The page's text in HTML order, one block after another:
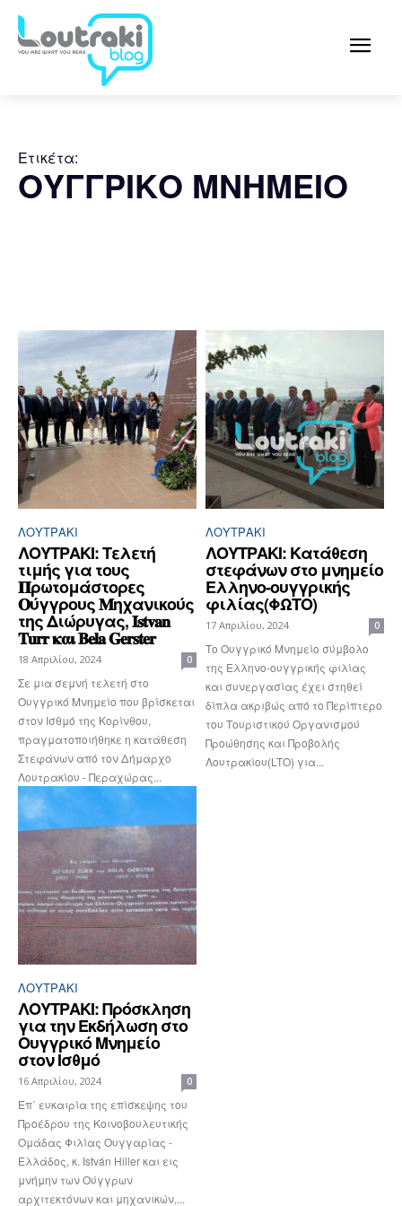
Ετικέτα:
ΟΥΓΓΡΙΚΟ ΜΝΗΜΕΙΟ
ΛΟΥΤΡΆΚΙ
ΛΟΥΤΡΑΚΙ: Τελετή
τιμής για τους
𝚷ρωτομάστορες
𝚶ύγγρους 𝚳ηχανικούς
της Διώρυγας, 𝐈𝐬𝐭𝐯𝐚𝐧
𝐓𝐮𝐫𝐫 𝛋𝛂𝛊 𝐁𝐞𝐥𝐚 𝐆𝐞𝐫𝐬𝐭𝐞𝐫
18 Απριλίου, 2024 0
Σε μια σεμνή τελετή στο
Ουγγρικό Μνημείο που βρίσκεται
στον Ισθμό της Κορίνθου,
πραγματοποιήθηκε η κατάθεση
Στεφάνων από τον Δήμαρχο
Λουτρακίου - Περαχώρας...
ΛΟΥΤΡΆΚΙ
ΛΟΥΤΡΑΚΙ: Κατάθεση
στεφάνων στο μνημείο
Ελληνο-ουγγρικής
φιλίας(ΦΩΤΟ)
17 Απριλίου, 2024 0
Το Ουγγρικό Μνημείο σύμβολο
της Ελληνο-ουγγρικής φιλίας
και συνεργασίας έχει στηθεί
δίπλα ακριβώς από το Περίπτερο
του Τουριστικού Οργανισμού
Προώθησης και Προβολής
Λουτρακίου(LTO) για...
ΛΟΥΤΡΆΚΙ
ΛΟΥΤΡΑΚΙ: Πρόσκληση
για την Εκδήλωση στο
Ουγγρικό Μνημείο
στον Ισθμό
16 Απριλίου, 2024 0
Επ΄ ευκαιρία της επίσκεψης του
Προέδρου της Κοινοβουλευτικής
Ομάδας Φιλίας Ουγγαρίας -
Ελλάδος, κ. István Hiller και εις
μνήμην των Ούγγρων
αρχιτεκτόνων και μηχανικών,...